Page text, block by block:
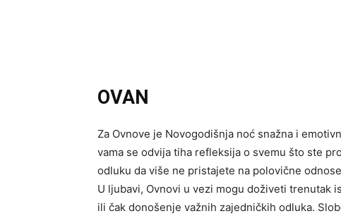
OVAN
Za Ovnove je Novogodišnja noć snažna i
vama se odvija tiha refleksija o svemu što ste
odluku da više ne pristajete na polovične
U ljubavi, Ovnovi u vezi mogu doživeti
ili čak donošenje važnih zajedničkih odluka.